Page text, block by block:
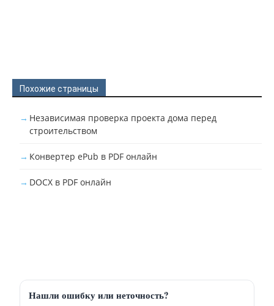
Похожие страницы
Независимая проверка проекта дома перед
строительством
Конвертер ePub в PDF онлайн
DOCX в PDF онлайн
Нашли ошибку или неточность?